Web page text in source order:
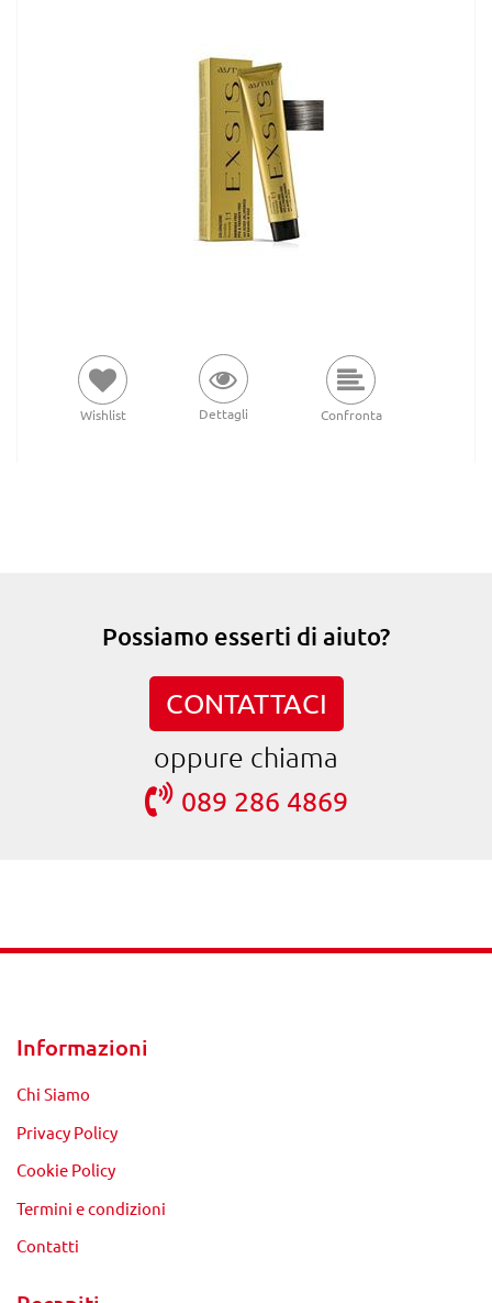
Wishlist Dettagli Confronta
Possiamo esserti di aiuto?
CONTATTACI
oppure chiama
089 286 4869
Informazioni
Chi Siamo
Privacy Policy
Cookie Policy
Termini e condizioni
Contatti